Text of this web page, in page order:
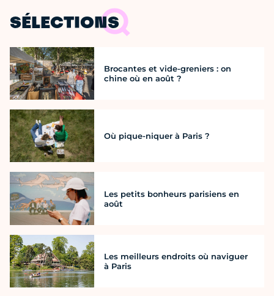
SÉLECTIONS
Brocantes et vide-greniers : on
chine où en août ?
Où pique-niquer à Paris ?
Les petits bonheurs parisiens en
août
Les meilleurs endroits où naviguer
à Paris